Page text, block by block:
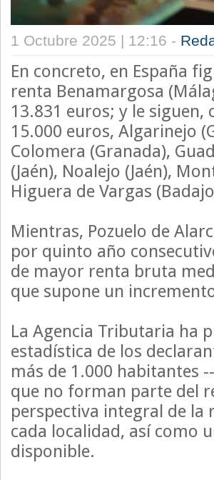
1 Octubre 2025 | 12:16 -
En concreto, en España
renta Benamargosa
13.831 euros; y le
15.000 euros, Algarinejo
Colomera (Granada),
(Jaén), Noalejo (Jaén),
Higuera de Vargas
Mientras, Pozuelo de
por quinto año
de mayor renta bruta
que supone un
La Agencia Tributaria ha
estadística de los
más de 1.000 habitantes
que no forman parte del
perspectiva integral de
cada localidad, así como
disponible.